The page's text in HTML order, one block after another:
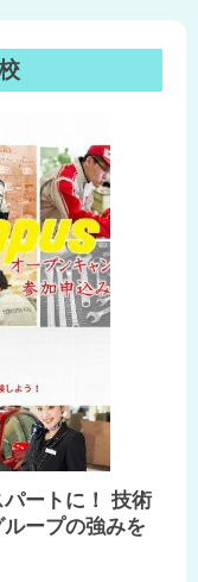
ートに！ 技術
ープの強みを